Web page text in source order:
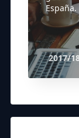
España.
2017/